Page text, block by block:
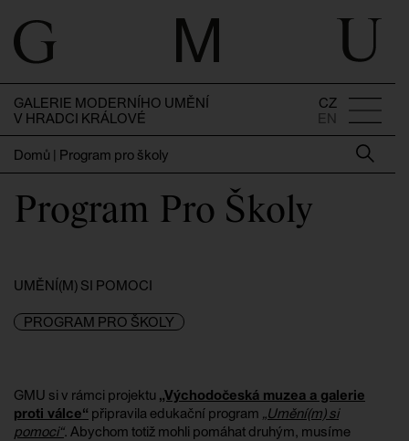
GALERIE MODERNÍHO UMĚNÍ
V HRADCI KRÁLOVÉ
CZ
EN
Domů | Program pro školy
Program Pro Školy
UMĚNÍ(M) SI POMOCI
PROGRAM PRO ŠKOLY
GMU si v rámci projektu „Východočeská muzea a galerie
proti válce“ připravila edukační program „Umění(m) si
pomoci“. Abychom totiž mohli pomáhat druhým, musíme